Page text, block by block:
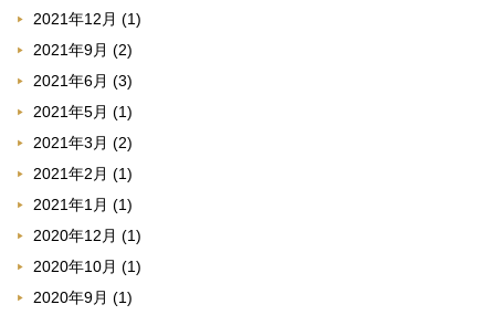
2021年12月 (1)
2021年9月 (2)
2021年6月 (3)
2021年5月 (1)
2021年3月 (2)
2021年2月 (1)
2021年1月 (1)
2020年12月 (1)
2020年10月 (1)
2020年9月 (1)